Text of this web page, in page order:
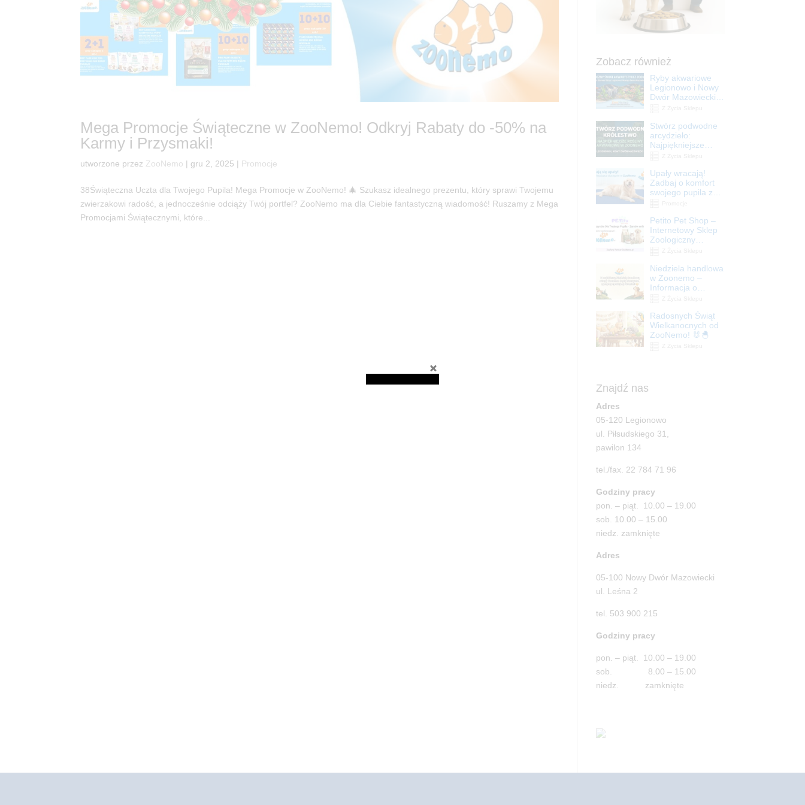
Mega Promocje Świąteczne w ZooNemo! Odkryj Rabaty do -50% na
Karmy i Przysmaki!
utworzone przez ZooNemo | gru 2, 2025 | Promocje
38Świąteczna Uczta dla Twojego Pupila! Mega Promocje w ZooNemo! 🎄 Szukasz idealnego prezentu, który sprawi Twojemu
zwierzakowi radość, a jednocześnie odciąży Twój portfel? ZooNemo ma dla Ciebie fantastyczną wiadomość! Ruszamy z Mega
Promocjami Świątecznymi, które...
Zobacz również
Ryby akwariowe
Legionowo i Nowy
Dwór Mazowiecki –
Stwórz podwodne
arcydzieło:
Najpiękniejsze
Legionowo i Nowy
Dwór Mazowiecki
Upały wracają!
Zadbaj o komfort
swojego pupila z
ZooNemo
Petito Pet Shop –
Internetowy Sklep
Zoologiczny
| ZooNemo
Niedziela handlowa
w Zoonemo –
Informacja o
Radosnych Świąt
Wielkanocnych od
ZooNemo! 🐰🐣
Znajdź nas
Adres
05-120 Legionowo
ul. Piłsudskiego 31,
pawilon 134
tel./fax. 22 784 71 96
Godziny pracy
pon. – piąt. 10.00 – 19.00
sob. 10.00 – 15.00
niedz. zamknięte
Adres
05-100 Nowy Dwór Mazowiecki
ul. Leśna 2
tel. 503 900 215
Godziny pracy
pon. – piąt. 10.00 – 19.00
sob. 8.00 – 15.00
niedz. zamknięte